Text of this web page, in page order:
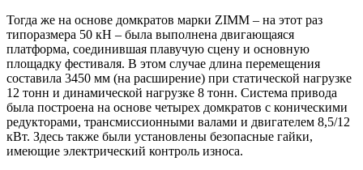
Тогда же на основе домкратов марки ZIMM – на этот раз
типоразмера 50 кН – была выполнена двигающаяся
платформа, соединившая плавучую сцену и основную
площадку фестиваля. В этом случае длина перемещения
составила 3450 мм (на расширение) при статической нагрузке
12 тонн и динамической нагрузке 8 тонн. Система привода
была построена на основе четырех домкратов с коническими
редукторами, трансмиссионными валами и двигателем 8,5/12
кВт. Здесь также были установлены безопасные гайки,
имеющие электрический контроль износа.